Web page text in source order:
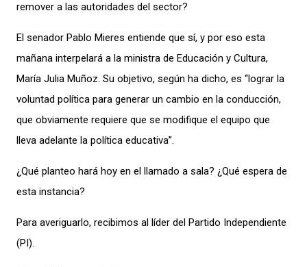
remover a las autoridades del sector?
El senador Pablo Mieres entiende que sí, y por eso esta
mañana interpelará a la ministra de Educación y Cultura,
María Julia Muñoz. Su objetivo, según ha dicho, es “lograr la
voluntad política para generar un cambio en la conducción,
que obviamente requiere que se modifique el equipo que
lleva adelante la política educativa”.
¿Qué planteo hará hoy en el llamado a sala? ¿Qué espera de
esta instancia?
Para averiguarlo, recibimos al líder del Partido Independiente
(PI).